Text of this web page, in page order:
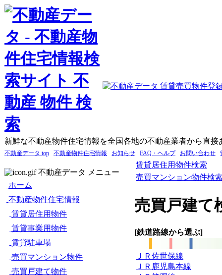
新鮮な不動産物件住宅情報を全国各地の不動産業者から直接
不動産データ top 不動産物件住宅情報 お知らせ FAQ・ヘルプ お問い合わせ
不動産データ メニュー
ホーム
不動産物件住宅情報
賃貸居住用物件
賃貸事業用物件
賃貸駐車場
売買マンション物件
売買戸建て物件
賃貸居住用物件検索
売買マンション物件検
売買戸建て
[鉄道路線から選ぶ]
ＪＲ佐世保線
ＪＲ鹿児島本線